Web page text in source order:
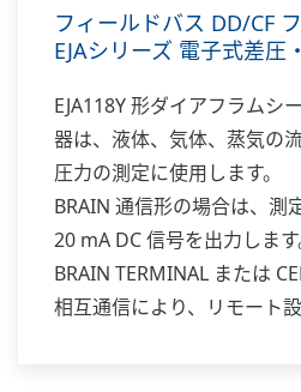
フィールドバス DD/CF
EJAシリーズ 電子式差圧
EJA118Y 形ダイアフラムシ
器は、液体、気体、蒸気の
圧力の測定に使用します。
BRAIN 通信形の場合は、測
20 mA DC 信号を出力します
BRAIN TERMINAL または
相互通信により、リモート